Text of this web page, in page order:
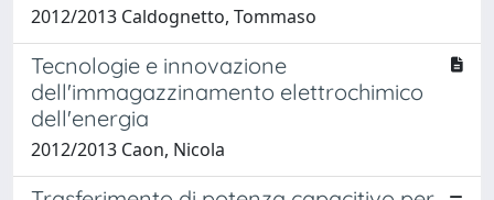
2012/2013 Caldognetto, Tommaso
Tecnologie e innovazione
dell'immagazzinamento elettrochimico
dell'energia
2012/2013 Caon, Nicola